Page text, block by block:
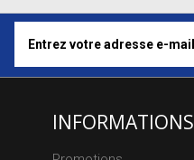
INFORMATIONS